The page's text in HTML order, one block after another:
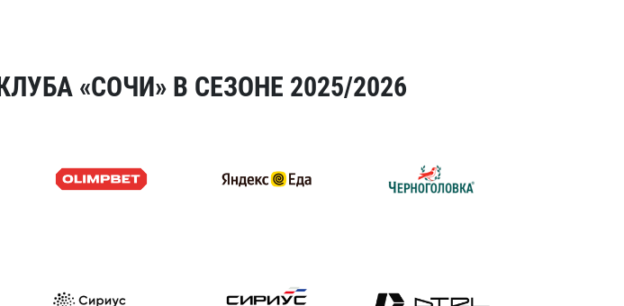
«СОЧИ» В СЕЗОНЕ 2025/2026